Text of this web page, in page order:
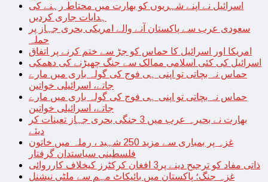
اسرائیل نے اپنے شہریوں کو بھارت میں محتاط رہنے کی
ہدایات جاری کردیں
سعودی عرب سے پاکستان آنے والے امریکی بحری جہاز پر
حملہ
امریکا اور اسرائیل کا حماس کو جڑ سے ختم کرنے پر اتفاق
اسرائیل کی کئی اسلامی ممالک سے جنگ چھیڑنے کی دھمکی
حماس نہ بچاتی تو اپنی ہی فوج کی گولہ باری میں مارے
جاتے، اسرائیلی خواتین
حماس نہ بچاتی تو اپنی ہی فوج کی گولہ باری میں مارے
جاتے، اسرائیلی خواتین
بھارت نے بحیرہ عرب میں 3 جنگی بحری جہاز تعینات کر
دیئے
غزہ پر بمباری سے مزید 250 شہید ، رملہ میں خاتون
فلسطینی سیاستدان گرفتار
ذاتی مفاد کو ترجیح دینے پر3 افغان کرکٹرز کیخلاف کارروائی
غزہ جنگ؛ پاکستان میں بائیکاٹ مہم سے ملٹی نیشنل